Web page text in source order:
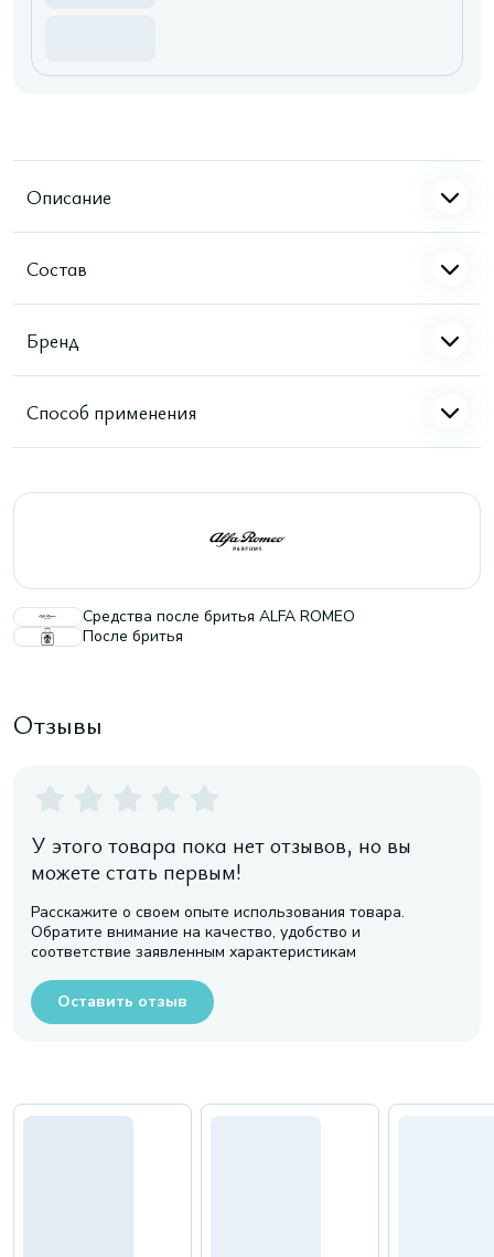
Описание
Состав
Бренд
Способ применения
Средства после бритья ALFA ROMEO
После бритья
Отзывы
У этого товара пока нет отзывов, но вы
можете стать первым!
Расскажите о своем опыте использования товара.
Обратите внимание на качество, удобство и
соответствие заявленным характеристикам
Оставить отзыв